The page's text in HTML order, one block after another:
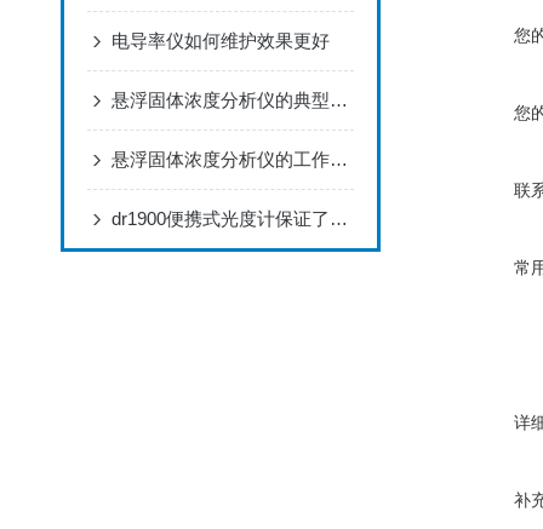
电导率仪如何维护效果更好
悬浮固体浓度分析仪的典型应用及特征，优势显著，就差你没看了
悬浮固体浓度分析仪的工作原理与应用
dr1900便携式光度计保证了分析结果的可靠性准确
您
您
联
常
详
补